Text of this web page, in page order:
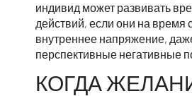
индивид может развивать
действий, если они на время
внутреннее напряжение,
перспективные негативные
КОГДА